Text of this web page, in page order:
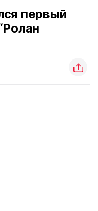
первый